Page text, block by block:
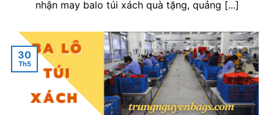
nhận may balo túi xách quà tặng, quảng [...]
30
Th5